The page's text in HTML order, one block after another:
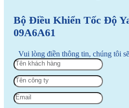
Bộ Điều Khiển Tốc Độ
09A6A61
Vui lòng điền thông tin, chúng tôi